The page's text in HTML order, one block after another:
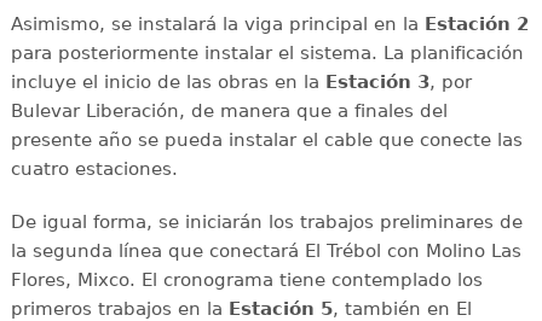
Asimismo, se instalará la viga principal en la Estación 2
para posteriormente instalar el sistema. La planificación
incluye el inicio de las obras en la Estación 3, por
Bulevar Liberación, de manera que a finales del
presente año se pueda instalar el cable que conecte las
cuatro estaciones.
De igual forma, se iniciarán los trabajos preliminares de
la segunda línea que conectará El Trébol con Molino Las
Flores, Mixco. El cronograma tiene contemplado los
primeros trabajos en la Estación 5, también en El